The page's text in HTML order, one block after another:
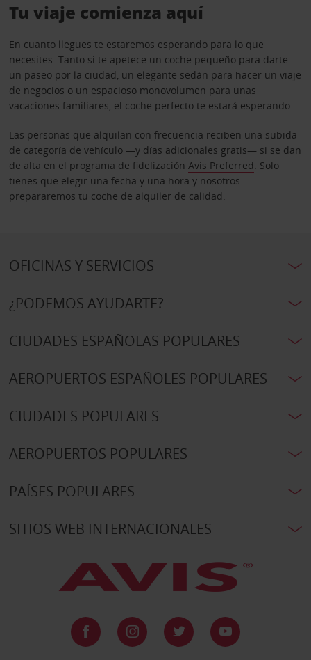
Tu viaje comienza aquí
En cuanto llegues te estaremos esperando para lo que
necesites. Tanto si te apetece un coche pequeño para darte
un paseo por la ciudad, un elegante sedán para hacer un viaje
de negocios o un espacioso monovolumen para unas
vacaciones familiares, el coche perfecto te estará esperando.
Las personas que alquilan con frecuencia reciben una subida
de categoría de vehículo —y días adicionales gratis— si se dan
de alta en el programa de fidelización Avis Preferred. Solo
tienes que elegir una fecha y una hora y nosotros
prepararemos tu coche de alquiler de calidad.
OFICINAS Y SERVICIOS
¿PODEMOS AYUDARTE?
CIUDADES ESPAÑOLAS POPULARES
AEROPUERTOS ESPAÑOLES POPULARES
CIUDADES POPULARES
AEROPUERTOS POPULARES
PAÍSES POPULARES
SITIOS WEB INTERNACIONALES